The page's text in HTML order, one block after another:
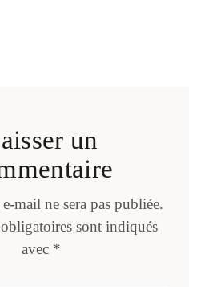
un
e-mail ne sera pas publiée.
sont indiqués
avec *